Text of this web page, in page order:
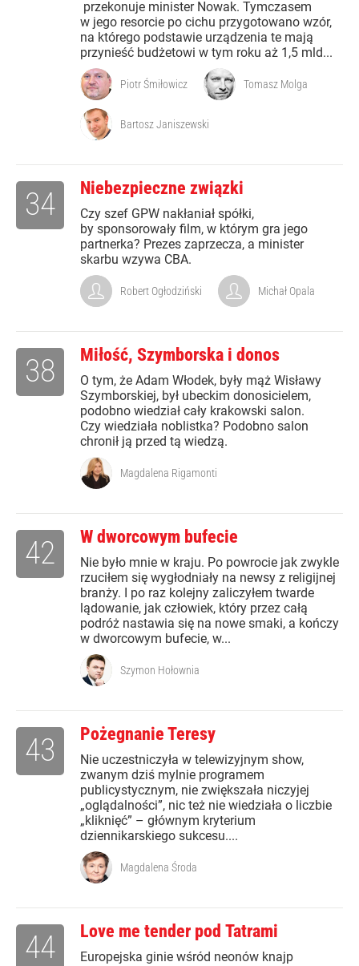
przekonuje minister Nowak. Tymczasem
w jego resorcie po cichu przygotowano wzór,
na którego podstawie urządzenia te mają
przynieść budżetowi w tym roku aż 1,5 mld...
Piotr Śmiłowicz Tomasz Molga
Bartosz Janiszewski
Niebezpieczne związki
Czy szef GPW nakłaniał spółki,
by sponsorowały film, w którym gra jego
partnerka? Prezes zaprzecza, a minister
skarbu wzywa CBA.
34
Robert Ogłodziński Michał Opala
Miłość, Szymborska i donos
O tym, że Adam Włodek, były mąż Wisławy
Szymborskiej, był ubeckim donosicielem,
podobno wiedział cały krakowski salon.
Czy wiedziała noblistka? Podobno salon
chronił ją przed tą wiedzą.
38
Magdalena Rigamonti
W dworcowym bufecie
Nie było mnie w kraju. Po powrocie jak zwykle
rzuciłem się wygłodniały na newsy z religijnej
branży. I po raz kolejny zaliczyłem twarde
lądowanie, jak człowiek, który przez całą
podróż nastawia się na nowe smaki, a kończy
w dworcowym bufecie, w...
42
Szymon Hołownia
Pożegnanie Teresy
Nie uczestniczyła w telewizyjnym show,
zwanym dziś mylnie programem
publicystycznym, nie zwiększała niczyjej
„oglądalności”, nic też nie wiedziała o liczbie
„kliknięć” – głównym kryterium
dziennikarskiego sukcesu....
43
Magdalena Środa
Love me tender pod Tatrami
Europejska ginie wśród neonów knajp
44